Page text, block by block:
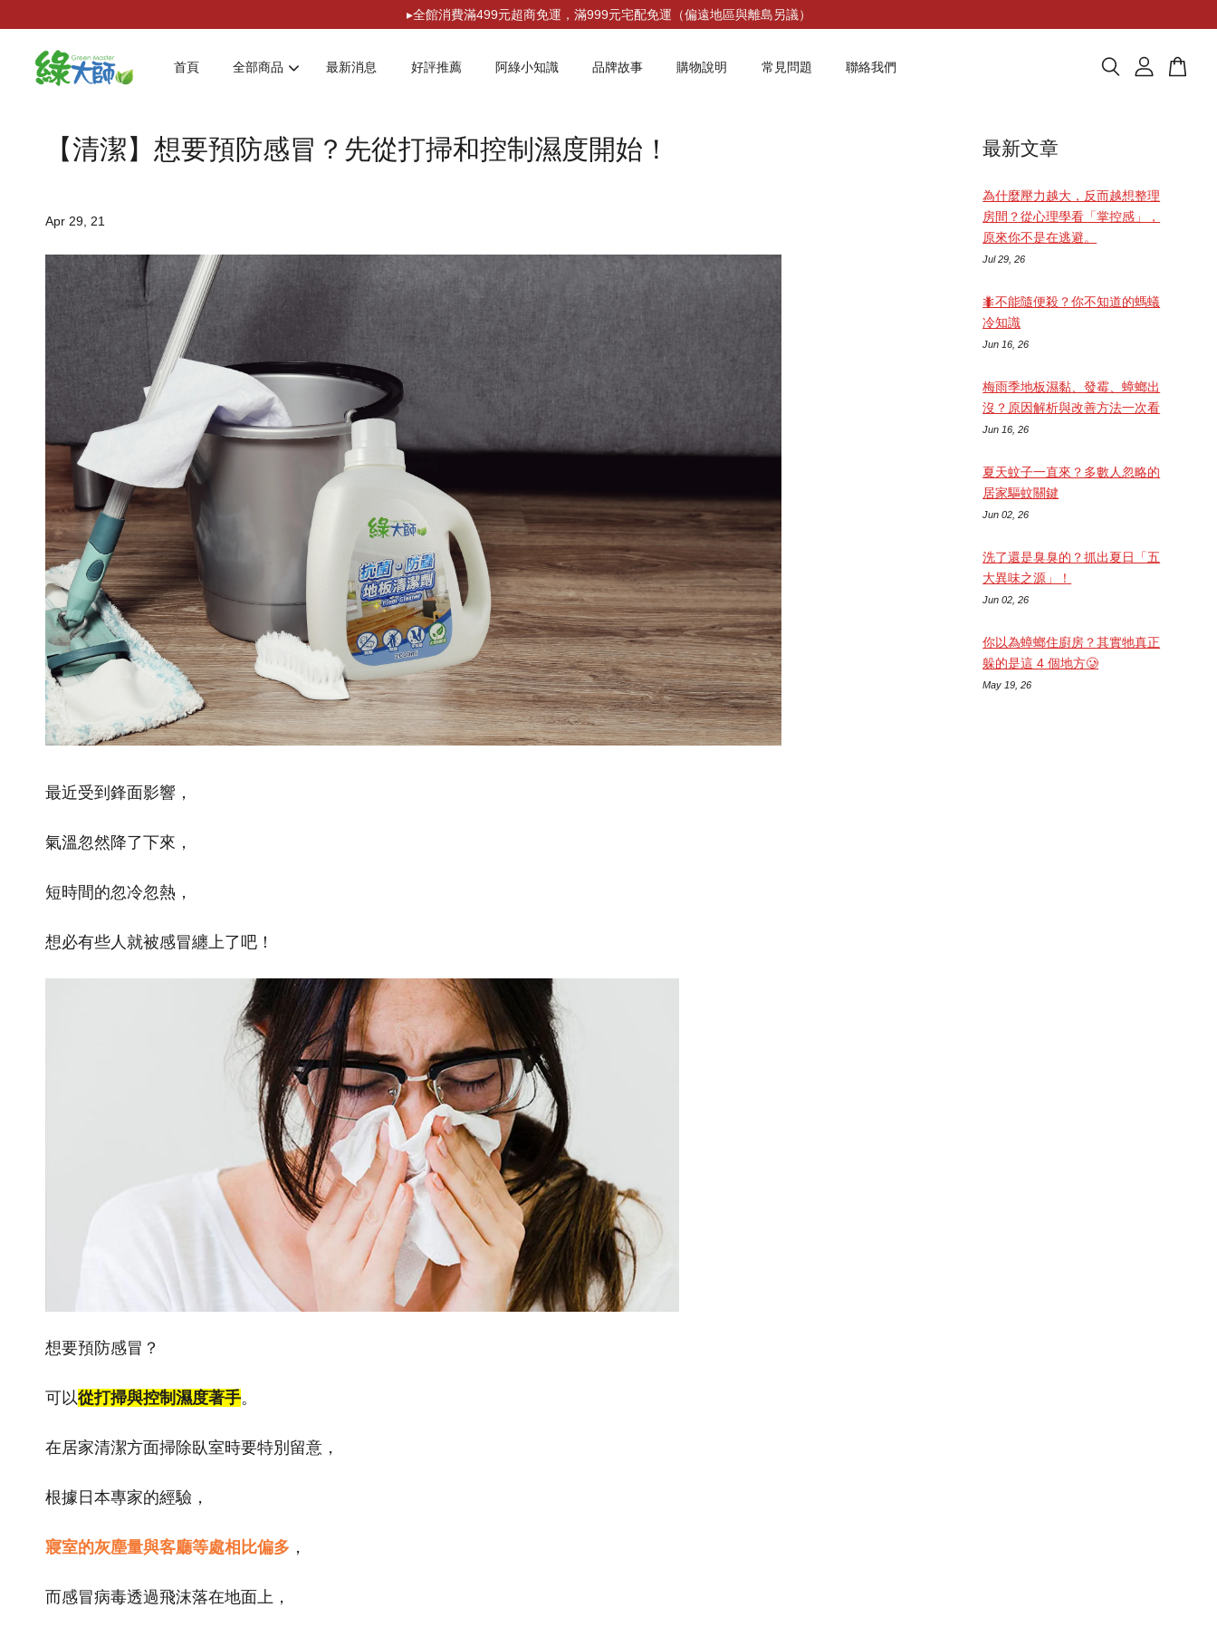
▸全館消費滿499元超商免運，滿999元宅配免運（偏遠地區與離島另議）
首頁 全部商品 最新消息 好評推薦 阿綠小知識 品牌故事 購物說明 常見問題 聯絡我們
【清潔】想要預防感冒？先從打掃和控制濕度開始！
Apr 29, 21
最近受到鋒面影響，
氣溫忽然降了下來，
短時間的忽冷忽熱，
想必有些人就被感冒纏上了吧！
想要預防感冒？
可以從打掃與控制濕度著手。
在居家清潔方面掃除臥室時要特別留意，
根據日本專家的經驗，
寢室的灰塵量與客廳等處相比偏多 ，
而感冒病毒透過飛沫落在地面上，
最新文章
為什麼壓力越大，反而越想整理
房間？從心理學看「掌控感」，
原來你不是在逃避。
Jul 29, 26
🐜不能隨便殺？你不知道的螞蟻
冷知識
Jun 16, 26
梅雨季地板濕黏、發霉、蟑螂出
沒？原因解析與改善方法一次看
Jun 16, 26
夏天蚊子一直來？多數人忽略的
居家驅蚊關鍵
Jun 02, 26
洗了還是臭臭的？抓出夏日「五
大異味之源」！
Jun 02, 26
你以為蟑螂住廚房？其實牠真正
躲的是這 4 個地方🥲
May 19, 26
您的購物車目前還是空的。